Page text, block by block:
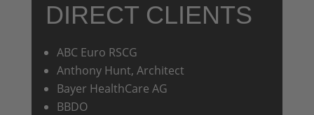
DIRECT CLIENTS
ABC Euro RSCG
Anthony Hunt, Architect
Bayer HealthCare AG
BBDO